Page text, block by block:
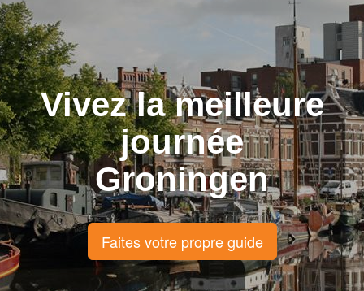
Vivez la meilleure
journée
Groningen
Faites votre propre guide